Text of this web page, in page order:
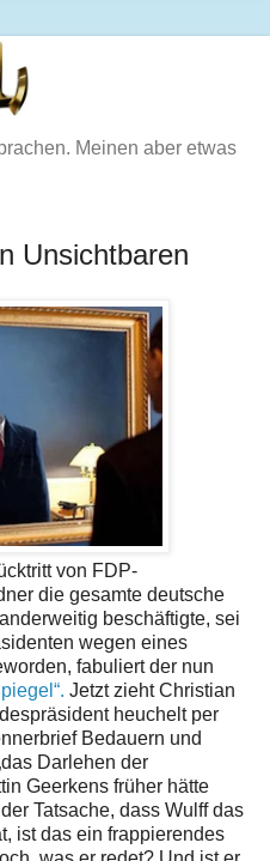
Meinen aber etwas
Unsichtbaren
von FDP-
die gesamte deutsche
beschäftigte, sei
wegen eines
fabuliert der nun
Jetzt zieht Christian
heuchelt per
Bedauern und
Darlehen der
Geerkens früher hätte
Tatsache, dass Wulff das
ist das ein frappierendes